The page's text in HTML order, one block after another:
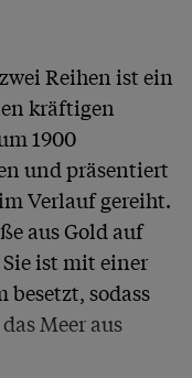
Reihen ist ein
kräftigen
1900
und präsentiert
Verlauf gereiht.
aus Gold auf
ist mit einer
sodass
Meer aus